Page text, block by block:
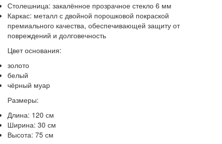
Столешница: закалённое прозрачное стекло 6 мм
Каркас: металл с двойной порошковой покраской
премиального качества, обеспечивающей защиту от
повреждений и долговечность
Цвет основания:
золото
белый
чёрный муар
Размеры:
Длина: 120 см
Ширина: 30 см
Высота: 75 см